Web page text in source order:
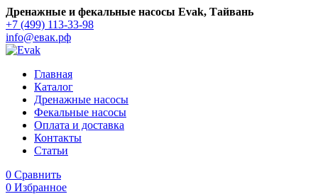
Дренажные и фекальные насосы Evak, Тайвань
+7 (499) 113-33-98
info@евак.рф
Главная
Каталог
Дренажные насосы
Фекальные насосы
Оплата и доставка
Контакты
Статьи
0 Сравнить
0 Избранное